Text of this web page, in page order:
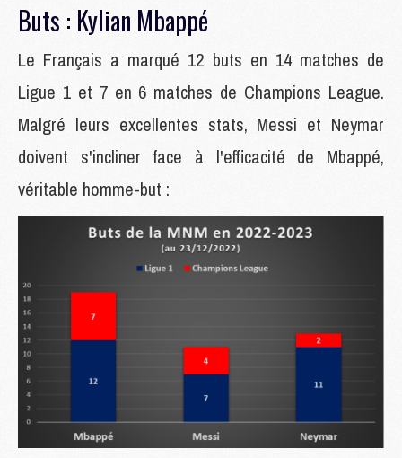
Buts : Kylian Mbappé
Le Français a marqué 12 buts en 14 matches de
Ligue 1 et 7 en 6 matches de Champions League.
Malgré leurs excellentes stats, Messi et Neymar
doivent s'incliner face à l'efficacité de Mbappé,
véritable homme-but :